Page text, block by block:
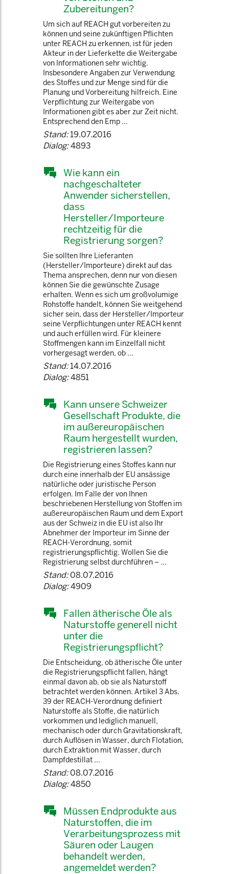
Zubereitungen?
Um sich auf REACH gut vorbereiten zu
können und seine zukünftigen Pflichten
unter REACH zu erkennen, ist für jeden
Akteur in der Lieferkette die Weitergabe
von Informationen sehr wichtig.
Insbesondere Angaben zur Verwendung
des Stoffes und zur Menge sind für die
Planung und Vorbereitung hilfreich. Eine
Verpflichtung zur Weitergabe von
Informationen gibt es aber zur Zeit nicht.
Entsprechend den Emp ...
Stand:19.07.2016
Dialog:4893
Wie kann ein
nachgeschalteter
Anwender sicherstellen,
dass
Hersteller/Importeure
rechtzeitig für die
Registrierung sorgen?
Sie sollten Ihre Lieferanten
(Hersteller/Importeure) direkt auf das
Thema ansprechen, denn nur von diesen
können Sie die gewünschte Zusage
erhalten. Wenn es sich um großvolumige
Rohstoffe handelt, können Sie weitgehend
sicher sein, dass der Hersteller/Importeur
seine Verpflichtungen unter REACH kennt
und auch erfüllen wird. Für kleinere
Stoffmengen kann im Einzelfall nicht
vorhergesagt werden, ob ...
Stand:14.07.2016
Dialog:4851
Kann unsere Schweizer
Gesellschaft Produkte, die
im außereuropäischen
Raum hergestellt wurden,
registrieren lassen?
Die Registrierung eines Stoffes kann nur
durch eine innerhalb der EU ansässige
natürliche oder juristische Person
erfolgen. Im Falle der von Ihnen
beschriebenen Herstellung von Stoffen im
außereuropäischen Raum und dem Export
aus der Schweiz in die EU ist also Ihr
Abnehmer der Importeur im Sinne der
REACH-Verordnung, somit
registrierungspflichtig. Wollen Sie die
Registrierung selbst durchführen – ...
Stand:08.07.2016
Dialog:4909
Fallen ätherische Öle als
Naturstoffe generell nicht
unter die
Registrierungspflicht?
Die Entscheidung, ob ätherische Öle unter
die Registrierungspflicht fallen, hängt
einmal davon ab, ob sie als Naturstoff
betrachtet werden können. Artikel 3 Abs.
39 der REACH-Verordnung definiert
Naturstoffe als Stoffe, die natürlich
vorkommen und lediglich manuell,
mechanisch oder durch Gravitationskraft,
durch Auflösen in Wasser, durch Flotation,
durch Extraktion mit Wasser, durch
Dampfdestillat ...
Stand:08.07.2016
Dialog:4850
Müssen Endprodukte aus
Naturstoffen, die im
Verarbeitungsprozess mit
Säuren oder Laugen
behandelt werden,
angemeldet werden?